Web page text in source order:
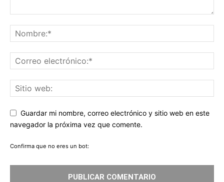
Guardar mi nombre, correo electrónico y sitio web en este
navegador la próxima vez que comente.
Confirma que no eres un bot: